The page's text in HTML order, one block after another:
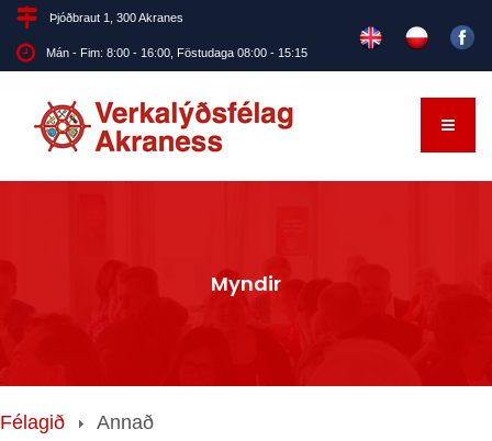
Þjóðbraut 1, 300 Akranes
Mán - Fim: 8:00 - 16:00, Föstudaga 08:00 - 15:15
Myndir
Félagið Annað